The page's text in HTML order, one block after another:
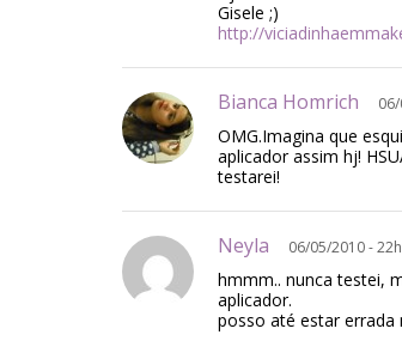
Gisele ;)
http://
Bianca Homrich
OMG.Imagina que
aplicador assim hj!
testarei!
Neyla 06/05/2010 -
hmmm.. nunca testei,
aplicador.
posso até estar errada